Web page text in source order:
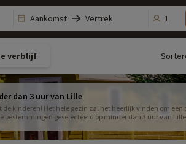
Aankomst Vertrek 1
verblijf
dan 3 uur van Lille
kinderen! Het hele gezin zal het heerlijk vinden om
bestemmingen geselecteerd op minder dan 3 uur van Lille